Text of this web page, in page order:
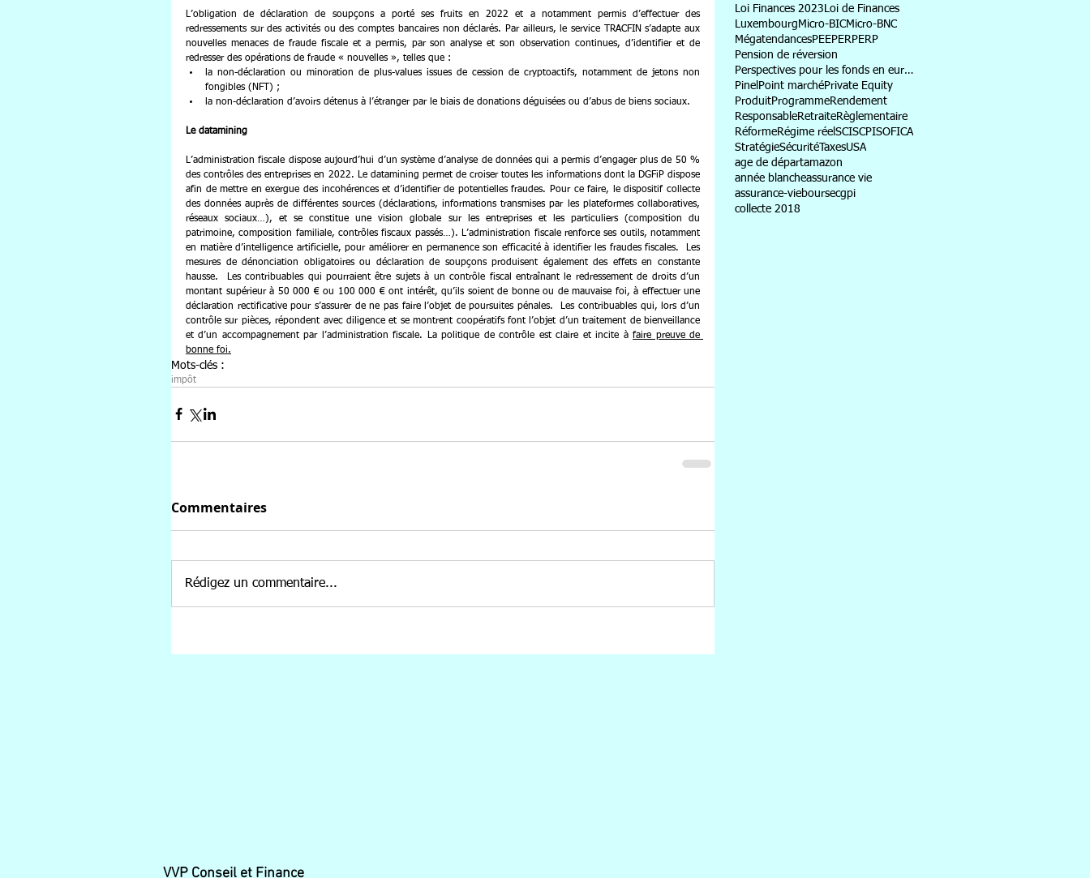
L’obligation de déclaration de soupçons a porté ses fruits en 2022 et a notamment permis d’effectuer des
redressements sur des activités ou des comptes bancaires non déclarés. Par ailleurs, le service TRACFIN s’adapte aux
nouvelles menaces de fraude fiscale et a permis, par son analyse et son observation continues, d’identifier et de
redresser des opérations de fraude « nouvelles », telles que :
la non-déclaration ou minoration de plus-values issues de cession de cryptoactifs, notamment de jetons non
fongibles (NFT) ;
la non-déclaration d’avoirs détenus à l’étranger par le biais de donations déguisées ou d’abus de biens sociaux.
Le datamining
L’administration fiscale dispose aujourd’hui d’un système d’analyse de données qui a permis d’engager plus de 50 %
des contrôles des entreprises en 2022. Le datamining permet de croiser toutes les informations dont la DGFiP dispose
afin de mettre en exergue des incohérences et d’identifier de potentielles fraudes. Pour ce faire, le dispositif collecte
des données auprès de différentes sources (déclarations, informations transmises par les plateformes collaboratives,
réseaux sociaux…), et se constitue une vision globale sur les entreprises et les particuliers (composition du
patrimoine, composition familiale, contrôles fiscaux passés…). L’administration fiscale renforce ses outils, notamment
en matière d’intelligence artificielle, pour améliorer en permanence son efficacité à identifier les fraudes fiscales.  Les
mesures de dénonciation obligatoires ou déclaration de soupçons produisent également des effets en constante
hausse.  Les contribuables qui pourraient être sujets à un contrôle fiscal entraînant le redressement de droits d’un
montant supérieur à 50 000 € ou 100 000 € ont intérêt, qu’ils soient de bonne ou de mauvaise foi, à effectuer une
déclaration rectificative pour s’assurer de ne pas faire l’objet de poursuites pénales.  Les contribuables qui, lors d’un
contrôle sur pièces, répondent avec diligence et se montrent coopératifs font l’objet d’un traitement de bienveillance
et d’un accompagnement par l’administration fiscale. La politique de contrôle est claire et incite à faire preuve de
bonne foi.
Mots-clés :
impôt
Commentaires
Rédigez un commentaire...
Loi Finances 2023 Loi de Finances
Luxembourg Micro-BICMicro-BNC
MégatendancesPEEPER PERP
Pension de réversion
Perspectives pour les fonds en euros
Pinel Point marchéPrivate Equity
ProduitProgrammeRendement
ResponsableRetraiteRèglementaire
RéformeRégime réel SCISCPISOFICA
StratégieSécuritéTaxesUSA
age de départamazon
année blancheassurance vie
assurance-vieboursecgpi
collecte 2018
VVP Conseil et Finance